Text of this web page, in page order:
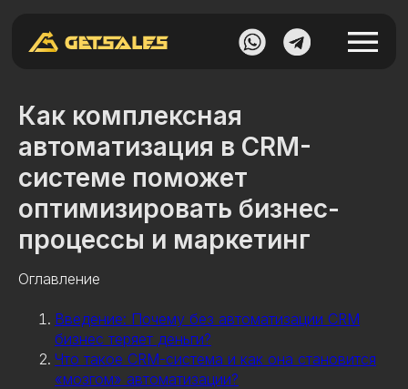
Как комплексная
автоматизация в CRM-
системе поможет
оптимизировать бизнес-
процессы и маркетинг
Оглавление
Введение: Почему без автоматизации CRM
бизнес теряет деньги?
Что такое CRM-система и как она становится
«мозгом» автоматизации?